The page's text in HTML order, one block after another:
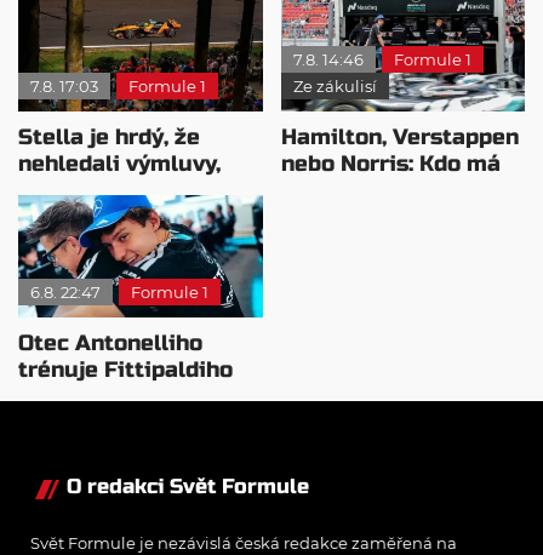
7.8. 17:03 Formule 1
Stella je hrdý, že
nehledali výmluvy,
proč nedokážou
bojovat o titul
7.8. 14:46
Formule 1
Ze zákulisí
Hamilton, Verstappen
nebo Norris: Kdo má
6.8. 22:47 Formule 1
Otec Antonelliho
trénuje Fittipaldiho
syna: Brazilec
O redakci Svět Formule
Svět Formule je nezávislá česká redakce zaměřená na